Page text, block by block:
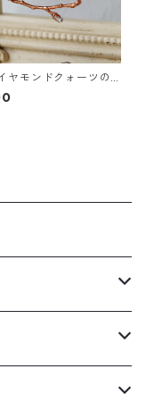
ヤモンドクォーツの
クレス